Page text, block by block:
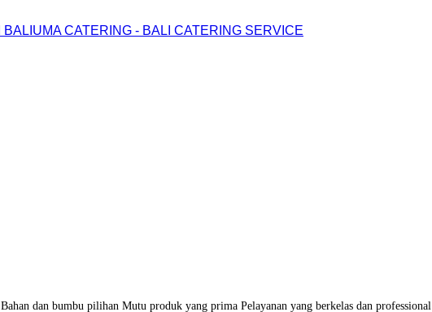
UMA CATERING - BALI CATERING SERVICE
Bahan dan bumbu pilihan Mutu produk yang prima Pelayanan yang berkelas dan professional